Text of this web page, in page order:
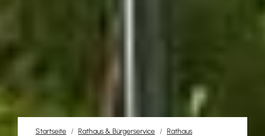
Startseite Rathaus & Bürgerservice
Rathaus